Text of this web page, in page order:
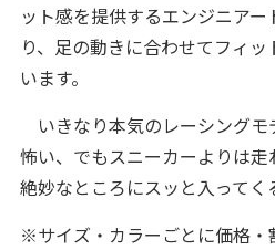
ット感を提供するエンジニア
り、足の動きに合わせてフィ
います。
いきなり本気のレーシングモ
怖い、でもスニーカーよりは
絶妙なところにスッと入ってく
※サイズ・カラーごとに価格・